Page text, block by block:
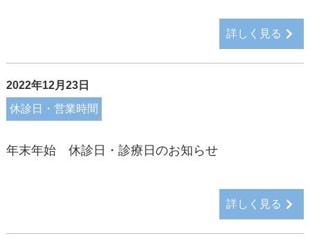
詳しく見る
2022年12月23日
休診日・営業時間
年末年始 休診日・診療日のお知らせ
詳しく見る